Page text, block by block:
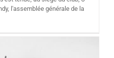
l'assemblée générale de la